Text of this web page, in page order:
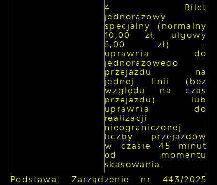
Bilet
jednorazowy
specjalny (normalny
10,00 zł, ulgowy
5,00 zł) -
uprawnia do
jednorazowego
przejazdu na
jednej linii (bez
względu na czas
przejazdu) lub
uprawnia do
realizacji
nieograniczonej
liczby przejazdów
w czasie 45 minut
od momentu
skasowania.
Podstawa: Zarządzenie nr 443/2025